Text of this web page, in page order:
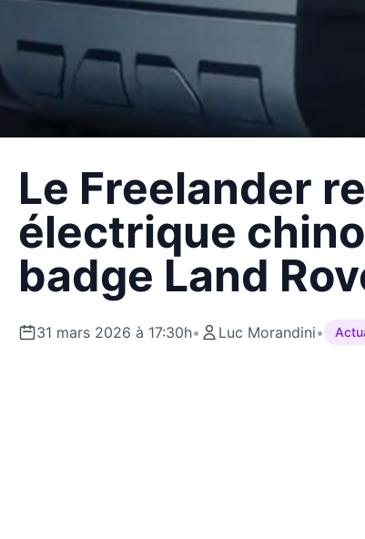
Le Freelander
électrique
badge Land
31 mars 2026 à 17:30h• Luc Morandini•